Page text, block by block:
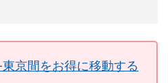
京間をお得に移動する